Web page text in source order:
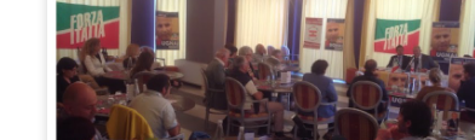
26
IN 3 ANNI IL CONSIGLIO
APPROVATO OLTRE 20
GANDOLA: ANCHE
POSSIBILITA’ DI INCIDERE